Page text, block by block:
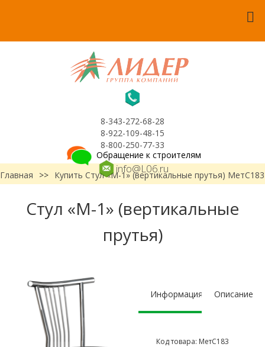
8-343-272-68-28
8-922-109-48-15
8-800-250-77-33
info@L06.ru
Обращение к строителям
Главная
>> Купить Стул «М-1» (вертикальные прутья) МетС183
Стул «М-1» (вертикальные
прутья)
Информация Описание
Код товара: МетС183